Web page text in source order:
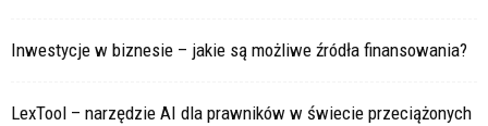
Inwestycje w biznesie – jakie są możliwe źródła finansowania?
LexTool – narzędzie AI dla prawników w świecie przeciążonych